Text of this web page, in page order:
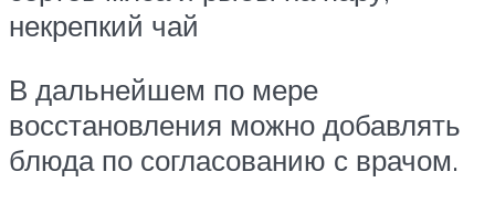
некрепкий чай
В дальнейшем по мере
восстановления можно добавлять
блюда по согласованию с врачом.